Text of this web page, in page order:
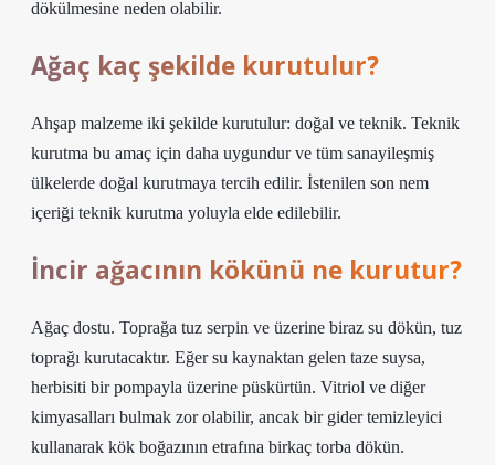
dökülmesine neden olabilir.
Ağaç kaç şekilde kurutulur?
Ahşap malzeme iki şekilde kurutulur: doğal ve teknik. Teknik
kurutma bu amaç için daha uygundur ve tüm sanayileşmiş
ülkelerde doğal kurutmaya tercih edilir. İstenilen son nem
içeriği teknik kurutma yoluyla elde edilebilir.
İncir ağacının kökünü ne kurutur?
Ağaç dostu. Toprağa tuz serpin ve üzerine biraz su dökün, tuz
toprağı kurutacaktır. Eğer su kaynaktan gelen taze suysa,
herbisiti bir pompayla üzerine püskürtün. Vitriol ve diğer
kimyasalları bulmak zor olabilir, ancak bir gider temizleyici
kullanarak kök boğazının etrafına birkaç torba dökün.